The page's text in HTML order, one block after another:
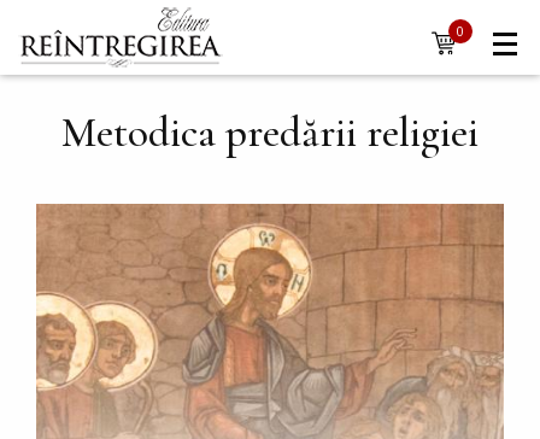
Mergi la conţinutul principal
Navigare
principală
0
items
Metodica predării religiei